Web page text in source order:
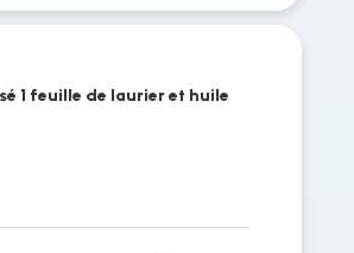
1 feuille de laurier et huile